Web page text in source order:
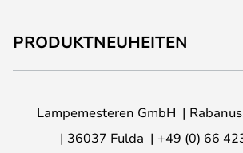
PRODUKTNEUHEITEN
Lampemesteren GmbH
36037 Fulda
+49 (0) 66